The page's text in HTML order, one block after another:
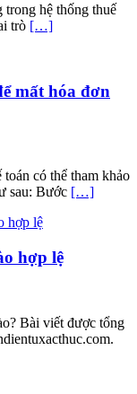
trong hệ thống thuế
trò […]
mất hóa đơn
có thể tham khảo
sau: Bước […]
hợp lệ
Bài viết được tổng